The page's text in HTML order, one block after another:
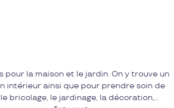
la maison et le jardin. On y trouve un
intérieur ainsi que pour prendre soin de
bricolage, le jardinage, la décoration,